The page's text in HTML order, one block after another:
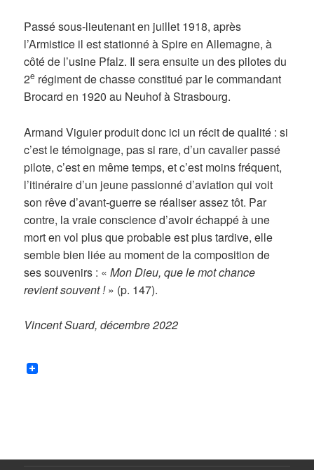
Passé sous-lieutenant en juillet 1918, après
l’Armistice il est stationné à Spire en Allemagne, à
côté de l’usine Pfalz. Il sera ensuite un des pilotes du
2e régiment de chasse constitué par le commandant
Brocard en 1920 au Neuhof à Strasbourg.
Armand Viguier produit donc ici un récit de qualité : si
c’est le témoignage, pas si rare, d’un cavalier passé
pilote, c’est en même temps, et c’est moins fréquent,
l’itinéraire d’un jeune passionné d’aviation qui voit
son rêve d’avant-guerre se réaliser assez tôt. Par
contre, la vraie conscience d’avoir échappé à une
mort en vol plus que probable est plus tardive, elle
semble bien liée au moment de la composition de
ses souvenirs : «Mon Dieu, que le mot chance
revient souvent !» (p. 147).
Vincent Suard, décembre 2022